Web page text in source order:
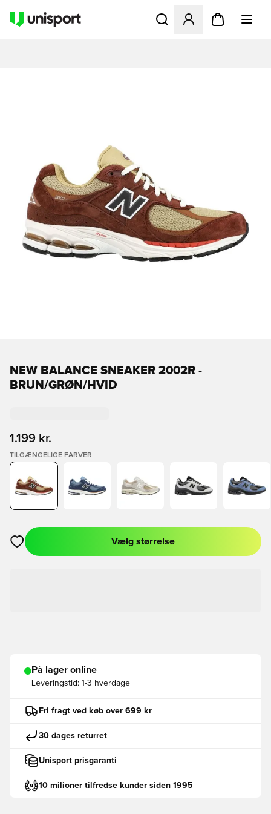
Åbner en Modal til at
NEW BALANCE SNEAKER 2002R -
BRUN/GRØN/HVID
1.199 kr.
TILGÆNGELIGE FARVER
Åbner en Modal til at logge ind eller tilmelde dig som medlem
Vælg størrelse
På lager online
Leveringstid: 1-3 hverdage
Fri fragt ved køb over 699 kr
30 dages returret
Unisport prisgaranti
10 milioner tilfredse kunder siden 1995